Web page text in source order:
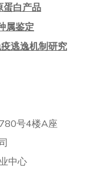
蛋白产品
属鉴定
逃逸机制研究
号4楼A座
中心